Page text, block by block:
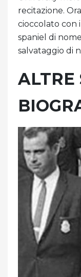
recitazione.
cioccolato con
spaniel di
salvataggio di
ALTRE